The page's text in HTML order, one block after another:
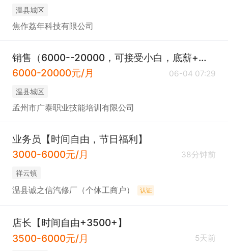
温县城区
焦作荔年科技有限公司
销售（6000--20000，可接受小白，底薪+高提成）
6000-20000元/月
06-04 07:29
温县城区
孟州市广泰职业技能培训有限公司
业务员【时间自由，节日福利】
3000-6000元/月
38分钟前
祥云镇
温县诚之信汽修厂（个体工商户） 认证
店长【时间自由+3500+】
3500-6000元/月
5天前